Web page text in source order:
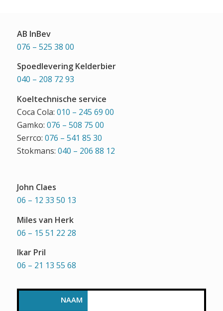
AB InBev
076 – 525 38 00
Spoedlevering Kelderbier
040 – 208 72 93
Koeltechnische service
Coca Cola: 010 – 245 69 00
Gamko: 076 – 508 75 00
Serrco: 076 – 541 85 30
Stokmans: 040 – 206 88 12
John Claes
06 – 12 33 50 13
Miles van Herk
06 – 15 51 22 28
Ikar Pril
06 – 21 13 55 68
NAAM